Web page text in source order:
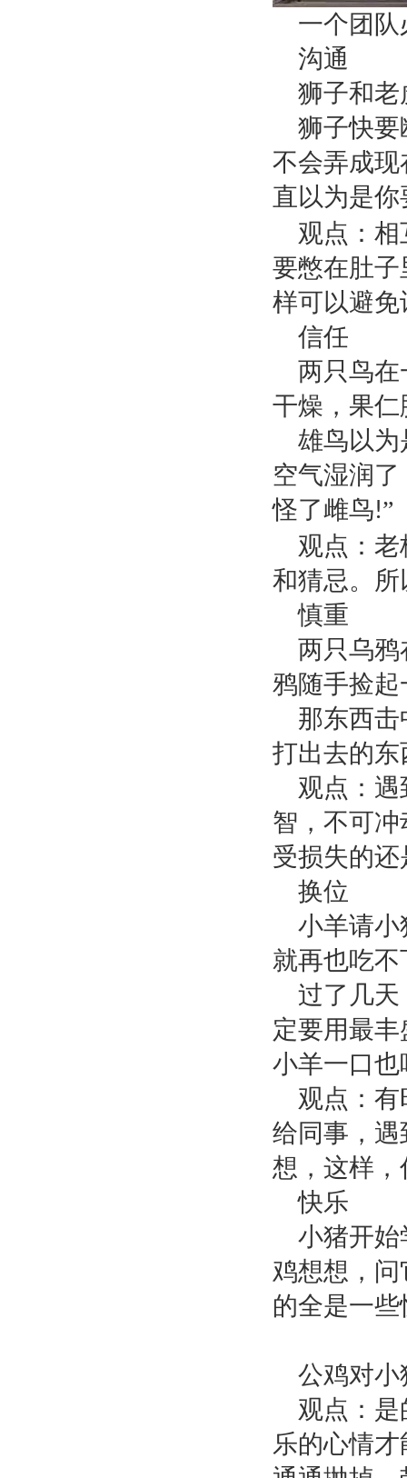
一个团
沟通
狮子和老
狮子快要
不会弄成现
直以为是
观点：
要憋在肚
样可以避
信任
两只鸟在
干燥，果
雄鸟以为
空气湿润
怪了雌鸟!”
观点：
和猜忌。
慎重
两只乌鸦
鸦随手捡
那东西
打出去的
观点：
智，不可
受损失的
换位
小羊请小
就再也吃
过了几天
定要用最
小羊一口
观点：
给同事，
想，这样
快乐
小猪开始
鸡想想，
的全是一
公鸡对小
观点：
乐的心情